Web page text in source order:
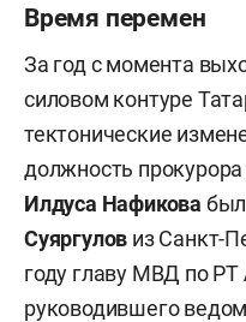
Время перемен
За год с момента
силовом контуре
тектонические
должность
Илдуса Нафикова
Суяргулов из Санкт-
году главу МВД по РТ
руководившего